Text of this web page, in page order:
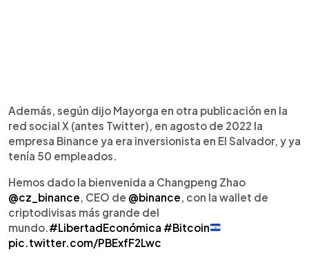
Además, según dijo Mayorga en otra publicación en la
red social X (antes Twitter), en agosto de 2022 la
empresa Binance ya era inversionista en El Salvador, y ya
tenía 50 empleados.
Hemos dado la bienvenida a Changpeng Zhao
@cz_binance , CEO de @binance , con la wallet de
criptodivisas más grande del
mundo. #LibertadEconómica #Bitcoin
pic.twitter.com/PBExfF2Lwc